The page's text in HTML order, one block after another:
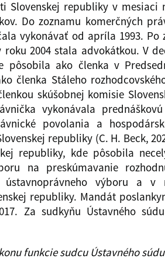
republiky v mesiaci
Do zoznamu komerčných
vykonávať od apríla 1993. Po
2004 stala advokátkou. V
pôsobila ako členka v
členka Stáleho
skúšobnej komisie
vykonávala
povolania a
republiky (C. H. Beck,
republiky, kde pôsobila
na preskúmavanie
ústavnoprávneho výboru a v
republiky. Mandát
Za sudkyňu Ústavného
funkcie sudcu Ústavného